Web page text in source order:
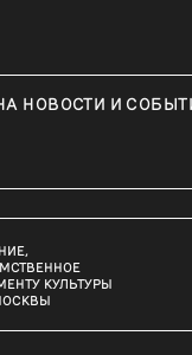
НОВОСТИ И
КУЛЬТУРЫ